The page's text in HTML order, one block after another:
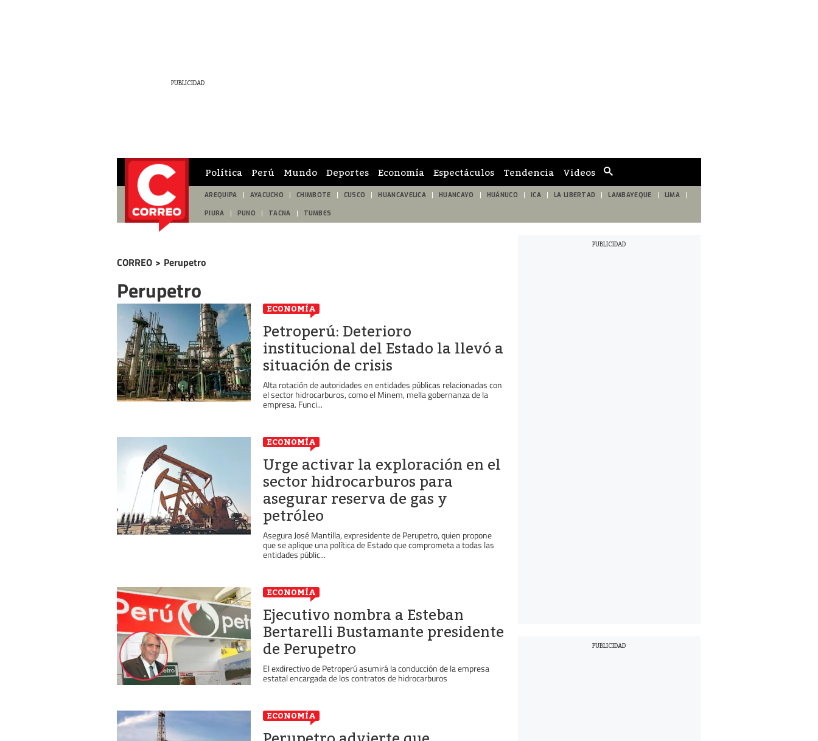
de
búsqueda
Política Perú Mundo Deportes Economía Espectáculos Tendencia Videos
AREQUIPA AYACUCHO CHIMBOTE CUSCO HUANCAVELICA HUANCAYO HUÁNUCO ICA LA LIBERTAD LAMBAYEQUE LIMA
PIURA PUNO TACNA TUMBES
CORREO > Perupetro
Perupetro
ECONOMÍA
Petroperú: Deterioro
institucional del Estado la llevó a
situación de crisis
Alta rotación de autoridades en entidades públicas relacionadas con
el sector hidrocarburos, como el Minem, mella gobernanza de la
empresa. Funci...
ECONOMÍA
Urge activar la exploración en el
sector hidrocarburos para
asegurar reserva de gas y
petróleo
Asegura José Mantilla, expresidente de Perupetro, quien propone
que se aplique una política de Estado que comprometa a todas las
entidades públic...
ECONOMÍA
Ejecutivo nombra a Esteban
Bertarelli Bustamante presidente
de Perupetro
El exdirectivo de Petroperú asumirá la conducción de la empresa
estatal encargada de los contratos de hidrocarburos
ECONOMÍA